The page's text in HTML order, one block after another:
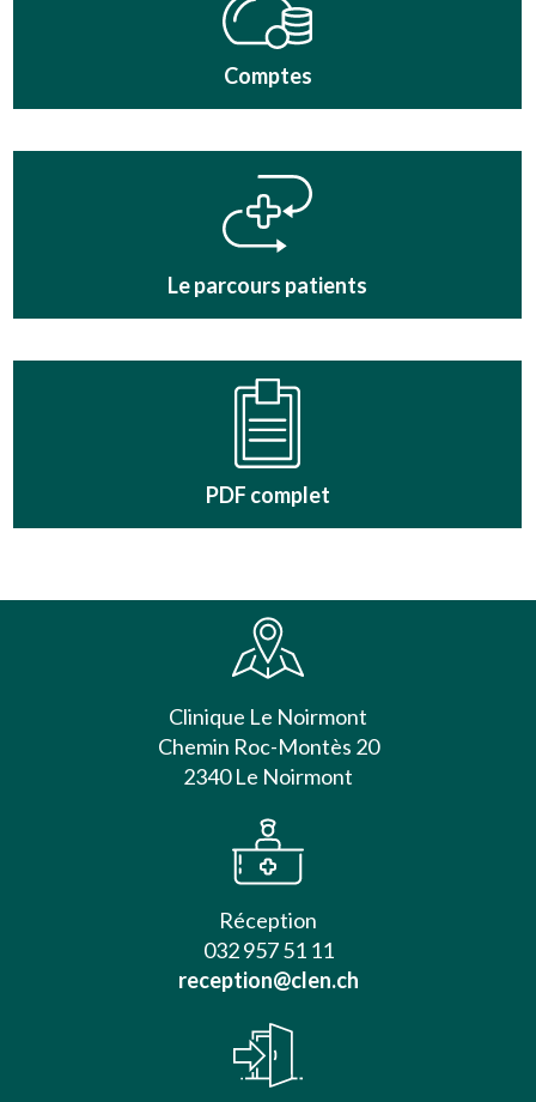
Comptes
Le parcours patients
PDF complet
Clinique Le Noirmont
Chemin Roc-Montès 20
2340 Le Noirmont
Réception
032 957 51 11
reception@clen.ch